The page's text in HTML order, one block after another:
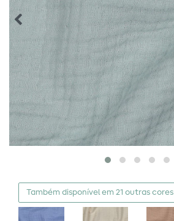
Também disponível em 21 outras cores